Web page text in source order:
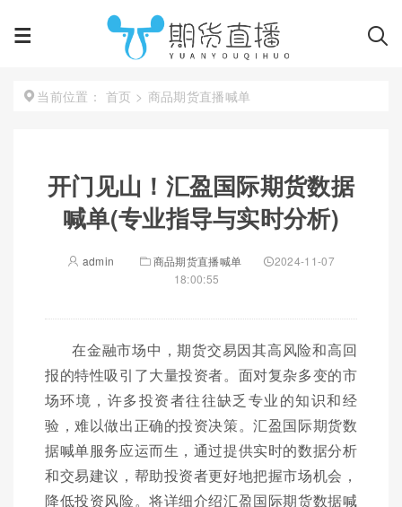
当前位置： 首页 > 商品期货直播喊单
开门见山！汇盈国际期货数据
喊单(专业指导与实时分析)
admin 商品期货直播喊单
2024-11-07
18:00:55
在金融市场中，期货交易因其高风险和高回
报的特性吸引了大量投资者。面对复杂多变的市
场环境，许多投资者往往缺乏专业的知识和经
验，难以做出正确的投资决策。汇盈国际期货数
据喊单服务应运而生，通过提供实时的数据分析
和交易建议，帮助投资者更好地把握市场机会，
降低投资风险。将详细介绍汇盈国际期货数据喊